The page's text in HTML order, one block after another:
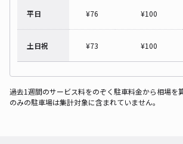
平日 ¥76 ¥100
土日祝 ¥73 ¥100
過去1週間のサービス料をのぞく駐車料金から相場を
のみの駐車場は集計対象に含まれていません。